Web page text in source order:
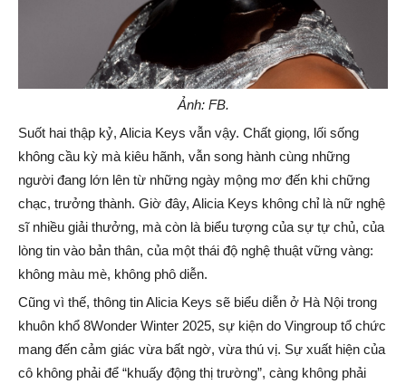
Ảnh: FB.
Suốt hai thập kỷ, Alicia Keys vẫn vậy. Chất giọng, lối sống
không cầu kỳ mà kiêu hãnh, vẫn song hành cùng những
người đang lớn lên từ những ngày mộng mơ đến khi chững
chạc, trưởng thành. Giờ đây, Alicia Keys không chỉ là nữ nghệ
sĩ nhiều giải thưởng, mà còn là biểu tượng của sự tự chủ, của
lòng tin vào bản thân, của một thái độ nghệ thuật vững vàng:
không màu mè, không phô diễn.
Cũng vì thế, thông tin Alicia Keys sẽ biểu diễn ở Hà Nội trong
khuôn khổ 8Wonder Winter 2025, sự kiện do Vingroup tổ chức
mang đến cảm giác vừa bất ngờ, vừa thú vị. Sự xuất hiện của
cô không phải để “khuấy động thị trường”, càng không phải